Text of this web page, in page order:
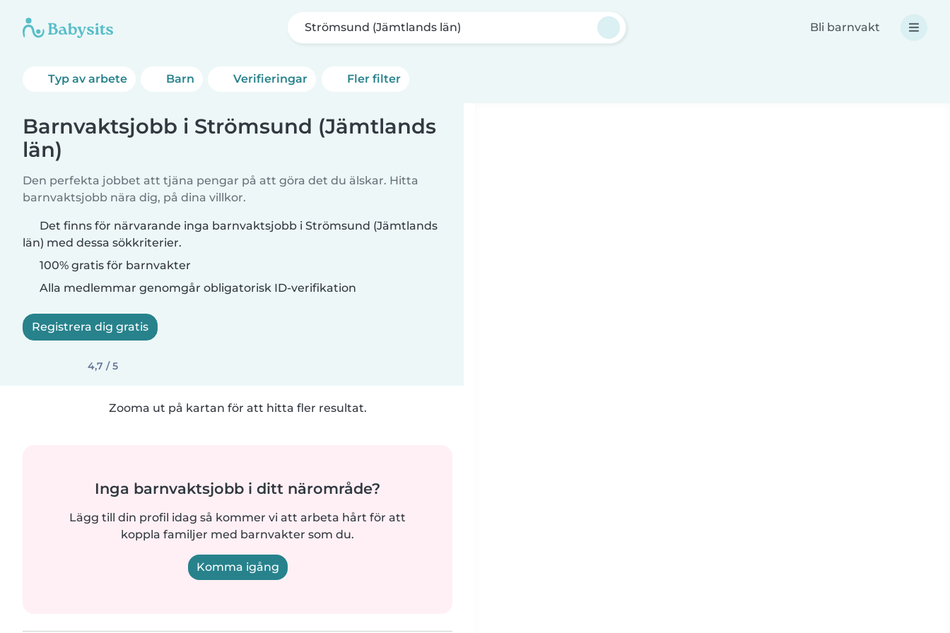
Strömsund (Jämtlands län) Bli barnvakt
Typ av arbete Barn Verifieringar Fler filter
Barnvaktsjobb i Strömsund (Jämtlands
län)
Den perfekta jobbet att tjäna pengar på att göra det du älskar. Hitta
barnvaktsjobb nära dig, på dina villkor.
Det finns för närvarande inga barnvaktsjobb i Strömsund (Jämtlands
län) med dessa sökkriterier.
100% gratis för barnvakter
Alla medlemmar genomgår obligatorisk ID-verifikation
Registrera dig gratis
4,7 / 5
Zooma ut på kartan för att hitta fler resultat.
Inga barnvaktsjobb i ditt närområde?
Lägg till din profil idag så kommer vi att arbeta hårt för att
koppla familjer med barnvakter som du.
Komma igång